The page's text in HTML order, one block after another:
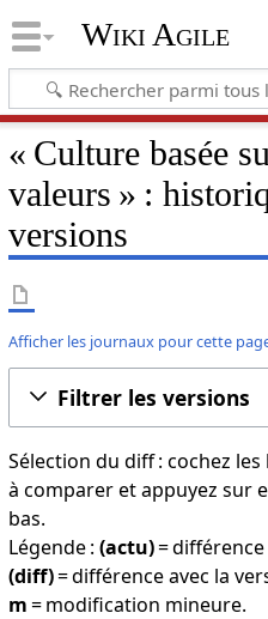
Wiki Agile
« Culture basée
valeurs » :
versions
Afficher les journaux pour cette
Filtrer les versions
Sélection du diff : cochez
à comparer et appuyez sur
bas.
Légende : (actu)= différence
(diff)= différence avec la
m= modification mineure.